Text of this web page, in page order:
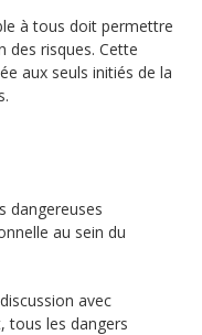
à tous doit permettre
des risques. Cette
aux seuls initiés de la
dangereuses
au sein du
avec
tous les dangers